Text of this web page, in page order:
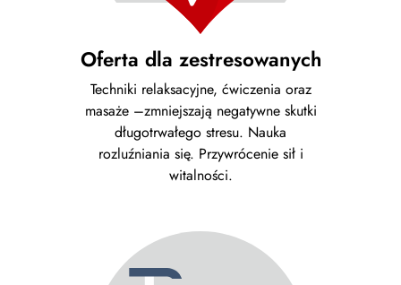
Oferta dla zestresowanych
Techniki relaksacyjne, ćwiczenia oraz
masaże –zmniejszają negatywne skutki
długotrwałego stresu. Nauka
rozluźniania się. Przywrócenie sił i
witalności.